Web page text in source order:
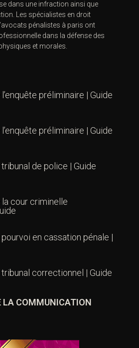
dans une infraction ainsi que
Les spécialistes en droit
pénalistes à paris ont
dans la défense des
et morales.
préliminaire | Guide
préliminaire | Guide
de police | Guide
cour criminelle
en cassation pénale |
correctionnel | Guide
LA COMMUNICATION